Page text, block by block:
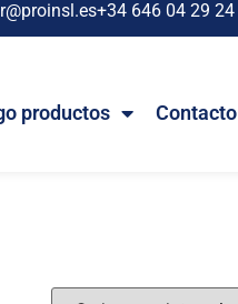
+34 646 04 29 24
productos Contacto